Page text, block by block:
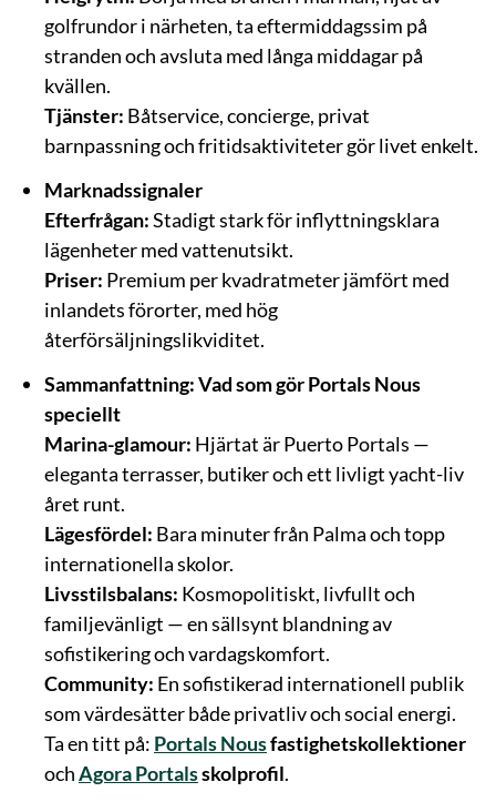
golfrundor i närheten, ta eftermiddagssim på
stranden och avsluta med långa middagar på
kvällen.
Tjänster: Båtservice, concierge, privat
barnpassning och fritidsaktiviteter gör livet enkelt.
Marknadssignaler
Efterfrågan:Stadigt stark för inflyttningsklara
lägenheter med vattenutsikt.
Priser: Premium per kvadratmeter jämfört med
inlandets förorter, med hög
återförsäljningslikviditet.
Sammanfattning: Vad som gör Portals Nous
speciellt
Marina-glamour: Hjärtat är Puerto Portals —
eleganta terrasser, butiker och ett livligt yacht-liv
året runt.
Lägesfördel: Bara minuter från Palma och topp
internationella skolor.
Livsstilsbalans: Kosmopolitiskt, livfullt och
familjevänligt — en sällsynt blandning av
sofistikering och vardagskomfort.
Community: En sofistikerad internationell publik
som värdesätter både privatliv och social energi.
Ta en titt på: Portals Nousfastighetskollektioner
ochAgora Portalsskolprofil.